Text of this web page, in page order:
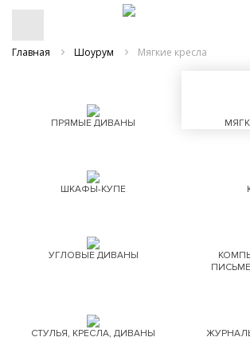
Главная Шоурум Мягкие кресла
ПРЯМЫЕ ДИВАНЫ
ШКАФЫ-КУПЕ
УГЛОВЫЕ ДИВАНЫ
СТУЛЬЯ, КРЕСЛА, ДИВАНЫ